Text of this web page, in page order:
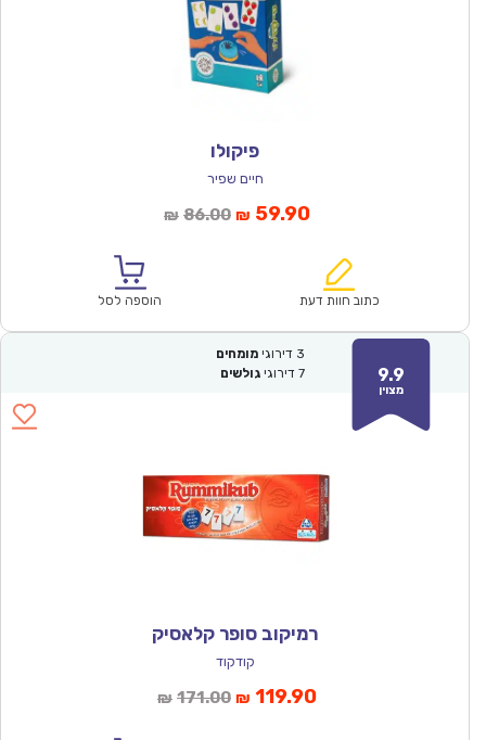
פיקולו
חיים שפיר
₪ 86.00המחיר
₪86.00.
₪ 59.90המחיר
הוא:
כתוב חוות דעת הוספה לסל
9.9
מצוין
3 דירוגי מומחים
7 דירוגי גולשים
רמיקוב סופר קלאסיק
קודקוד
₪ 171.00המחיר
₪ 119.90המחיר